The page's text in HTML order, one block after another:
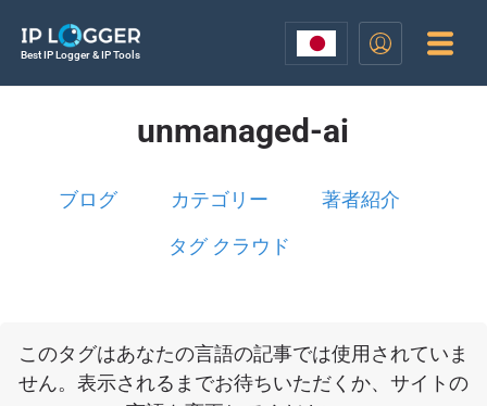
Best IP Logger & IP Tools
unmanaged-ai
ブログ カテゴリー 著者紹介
タグ クラウド